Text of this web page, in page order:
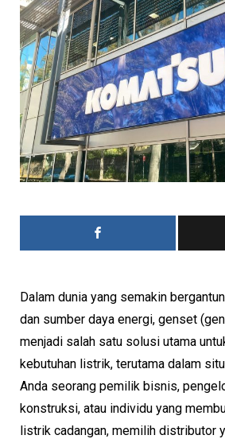
Dalam dunia yang semakin
dan sumber daya energi, genset
menjadi salah satu solusi utama
kebutuhan listrik, terutama dalam
Anda seorang pemilik bisnis,
konstruksi, atau individu yang
listrik cadangan, memilih distributor